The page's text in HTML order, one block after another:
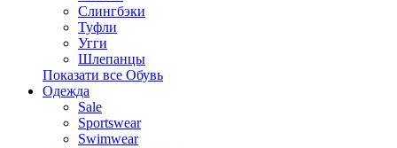
Слингбэки
Туфли
Угги
Шлепанцы
Показати все Обувь
Одежда
Sale
Sportswear
Swimwear